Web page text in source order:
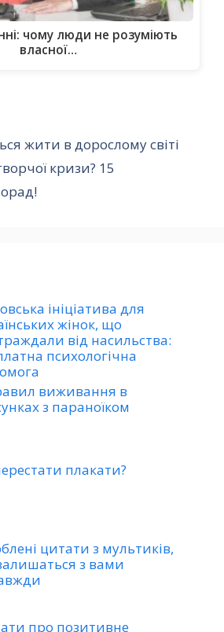
чому люди не розуміють
власної…
жити в дорослому світі
кризи? 15
ініціатива для
жінок, що
від насильства:
психологічна
виживання в
з параноїком
плакати?
цитати з мультиків,
з вами
про позитивне